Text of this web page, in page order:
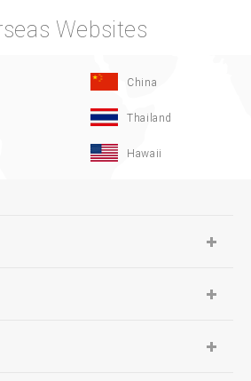
Websites
China
Thailand
Hawaii